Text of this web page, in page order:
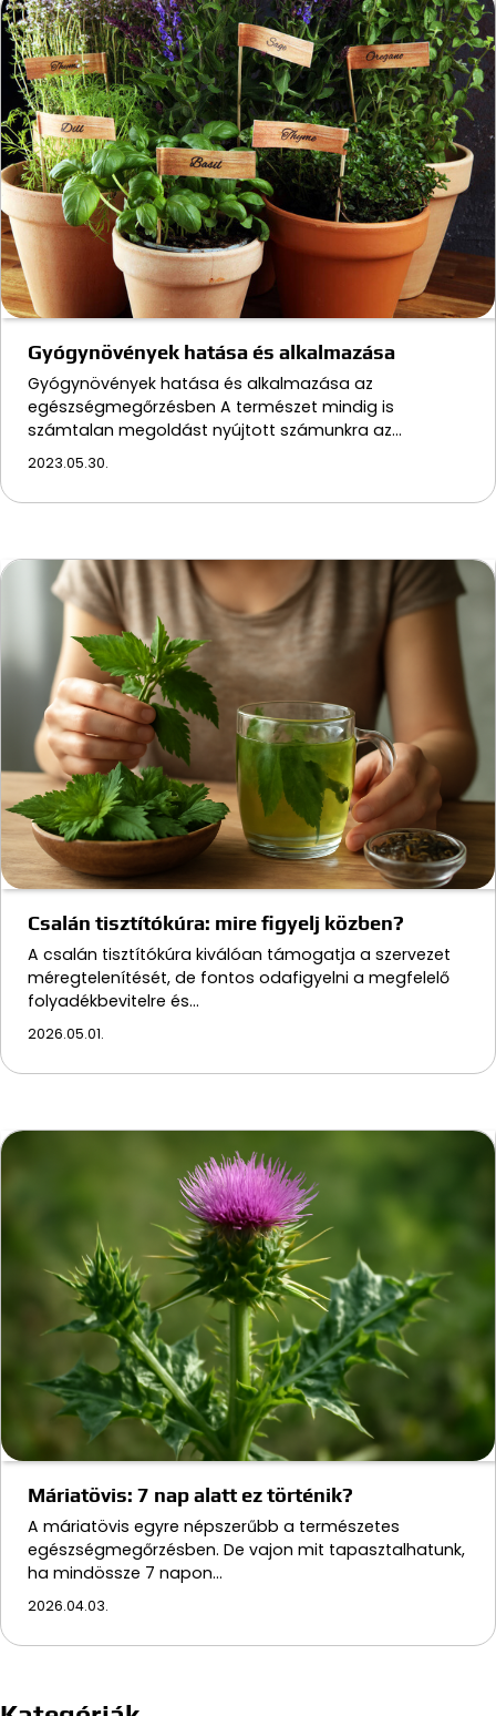
Gyógynövények hatása és alkalmazása
Gyógynövények hatása és alkalmazása az
egészségmegőrzésben A természet mindig is
számtalan megoldást nyújtott számunkra az…
2023.05.30.
Csalán tisztítókúra: mire figyelj közben?
A csalán tisztítókúra kiválóan támogatja a szervezet
méregtelenítését, de fontos odafigyelni a megfelelő
folyadékbevitelre és…
2026.05.01.
Máriatövis: 7 nap alatt ez történik?
A máriatövis egyre népszerűbb a természetes
egészségmegőrzésben. De vajon mit tapasztalhatunk,
ha mindössze 7 napon…
2026.04.03.